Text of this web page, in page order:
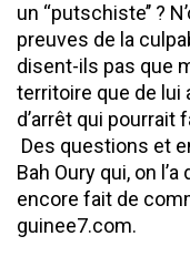
un ‘‘putschiste’’ ?
preuves de la
disent-ils pas que
territoire que de lui
d’arrêt qui pourrait
Des questions et
Bah Oury qui, on
encore fait de
guinee7.com.